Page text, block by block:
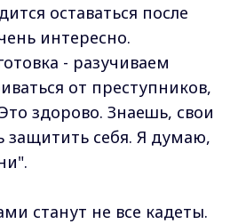
оставаться после
интересно.
- разучиваем
от преступников,
здорово. Знаешь, свои
себя. Я думаю,
станут не все кадеты.